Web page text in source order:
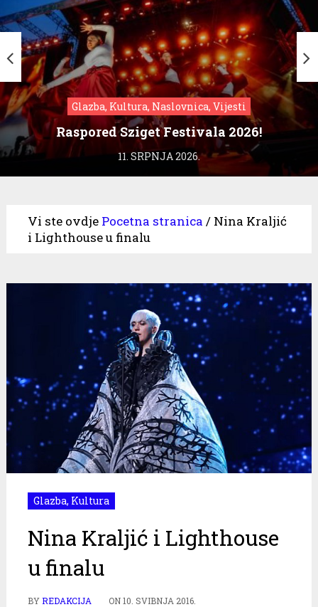
Glazba, Kultura, Naslovnica, Vijesti
Raspored Sziget Festivala 2026!
11. SRPNJA 2026.
Vi ste ovdje Pocetna stranica / Nina Kraljić
i Lighthouse u finalu
Glazba, Kultura
Nina Kraljić i Lighthouse
u finalu
BYREDAKCIJA ON10. SVIBNJA 2016.